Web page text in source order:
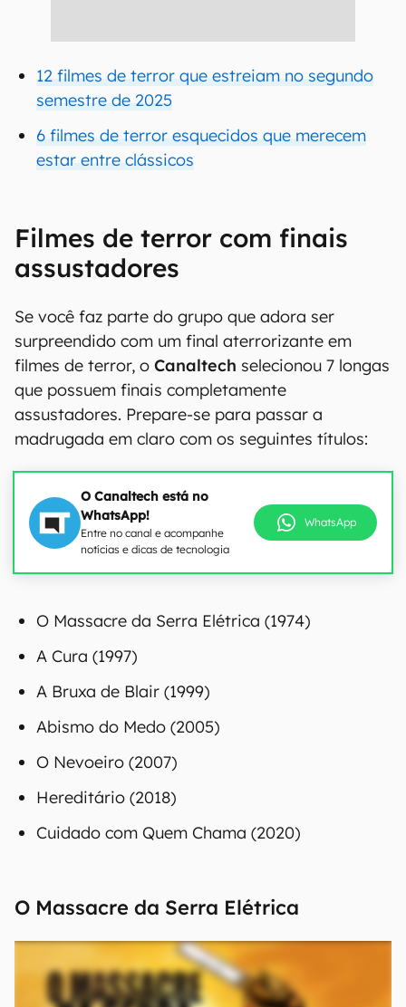
12 filmes de terror que estreiam no segundo
semestre de 2025
6 filmes de terror esquecidos que merecem
estar entre clássicos
Filmes de terror com finais
assustadores
Se você faz parte do grupo que adora ser
surpreendido com um final aterrorizante em
filmes de terror, o Canaltech selecionou 7 longas
que possuem finais completamente
assustadores. Prepare-se para passar a
madrugada em claro com os seguintes títulos:
O Canaltech está no
WhatsApp!
Entre no canal e acompanhe
notícias e dicas de tecnologia
WhatsApp
O Massacre da Serra Elétrica (1974)
A Cura (1997)
A Bruxa de Blair (1999)
Abismo do Medo (2005)
O Nevoeiro (2007)
Hereditário (2018)
Cuidado com Quem Chama (2020)
O Massacre da Serra Elétrica